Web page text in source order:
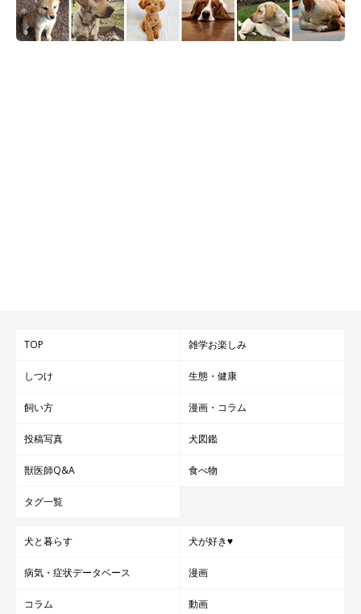
取材・文／Honoka
TOP 雑学お楽しみ
しつけ 生態・健康
飼い方 漫画・コラム
投稿写真 犬図鑑
獣医師Q&A 食べ物
タグ一覧
犬と暮らす 犬が好き♥
病気・症状データベース 漫画
コラム 動画